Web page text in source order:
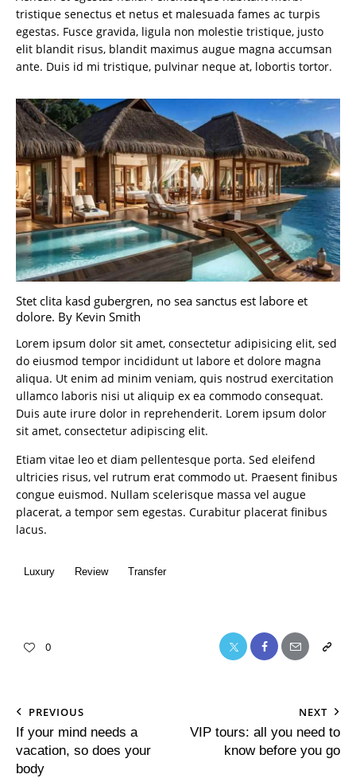
tristique senectus et netus et malesuada fames ac turpis
egestas. Fusce gravida, ligula non molestie tristique, justo
elit blandit risus, blandit maximus augue magna accumsan
ante. Duis id mi tristique, pulvinar neque at, lobortis tortor.
Stet clita kasd gubergren, no sea sanctus est labore et
dolore. By Kevin Smith
Lorem ipsum dolor sit amet, consectetur adipisicing elit, sed
do eiusmod tempor incididunt ut labore et dolore magna
aliqua. Ut enim ad minim veniam, quis nostrud exercitation
ullamco laboris nisi ut aliquip ex ea commodo consequat.
Duis aute irure dolor in reprehenderit. Lorem ipsum dolor
sit amet, consectetur adipiscing elit.
Etiam vitae leo et diam pellentesque porta. Sed eleifend
ultricies risus, vel rutrum erat commodo ut. Praesent finibus
congue euismod. Nullam scelerisque massa vel augue
placerat, a tempor sem egestas. Curabitur placerat finibus
lacus.
Luxury Review Transfer
0
PREVIOUS
If your mind needs a
vacation, so does your
body
NEXT
VIP tours: all you need to
know before you go